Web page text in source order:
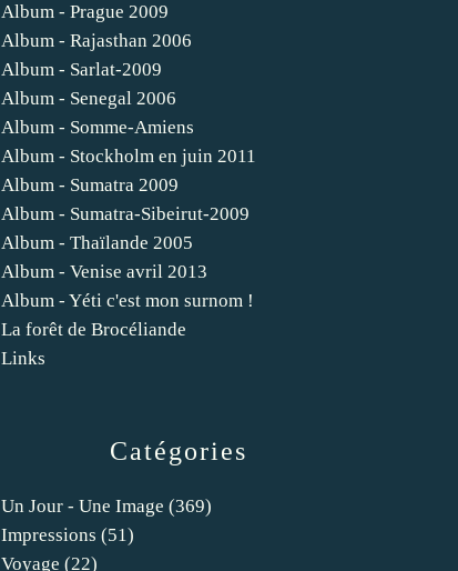
Catégories
Un Jour - Une Image (369)
Impressions (51)
Voyage (22)
Album - Prague 2009
Album - Rajasthan 2006
Album - Sarlat-2009
Album - Senegal 2006
Album - Somme-Amiens
Album - Stockholm en juin 2011
Album - Sumatra 2009
Album - Sumatra-Sibeirut-2009
Album - Thaïlande 2005
Album - Venise avril 2013
Album - Yéti c'est mon surnom !
La forêt de Brocéliande
Links